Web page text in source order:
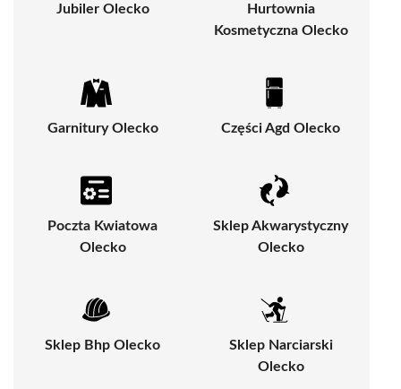
Jubiler Olecko
Hurtownia
Kosmetyczna Olecko
Garnitury Olecko Części Agd Olecko
Poczta Kwiatowa
Olecko
Sklep Akwarystyczny
Olecko
Sklep Bhp Olecko
Sklep Narciarski
Olecko